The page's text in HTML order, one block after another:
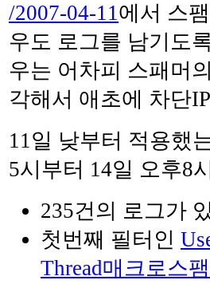
/2007-04-11에서 스
우도 로그를 남기도
우는 어차피 스패머
각해서 애초에 차단
11일 낮부터 적용했
5시부터 14일 오후8
235건의 로그가
첫번째 필터인
Thread매크로스팸